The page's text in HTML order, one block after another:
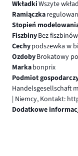
WkładkiWszyte
Ramiączka
Stopień
FiszbinyBez fiszbinów
Cechypodszewka w
OzdobyBrokatowy
Markabonprix
Podmiot
Handelsgesellschaft
| Niemcy, Kontakt:
Dodatkowe